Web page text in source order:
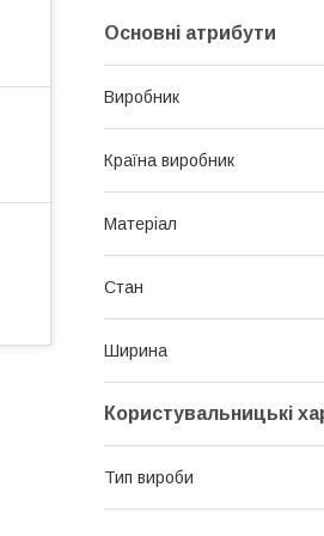
Основні атрибути
Виробник
Країна виробник
Матеріал
Стан
Ширина
Користувальницькі
Тип вироби